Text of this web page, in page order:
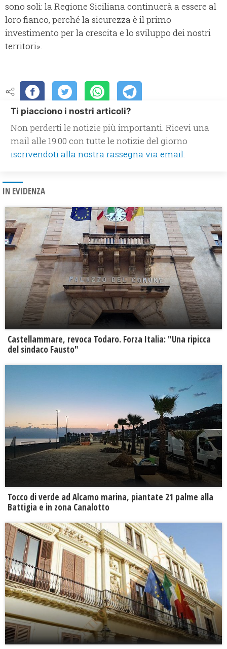
sono soli: la Regione Siciliana continuerà a essere al
loro fianco, perché la sicurezza è il primo
investimento per la crescita e lo sviluppo dei nostri
territori».
Ti piacciono i nostri articoli?
Non perderti le notizie più importanti. Ricevi una
mail alle 19.00 con tutte le notizie del giorno
iscrivendoti alla nostra rassegna via email.
IN EVIDENZA
Castellammare, revoca Todaro. Forza Italia: "Una ripicca
del sindaco Fausto"
Tocco di verde ad Alcamo marina, piantate 21 palme alla
Battigia e in zona Canalotto